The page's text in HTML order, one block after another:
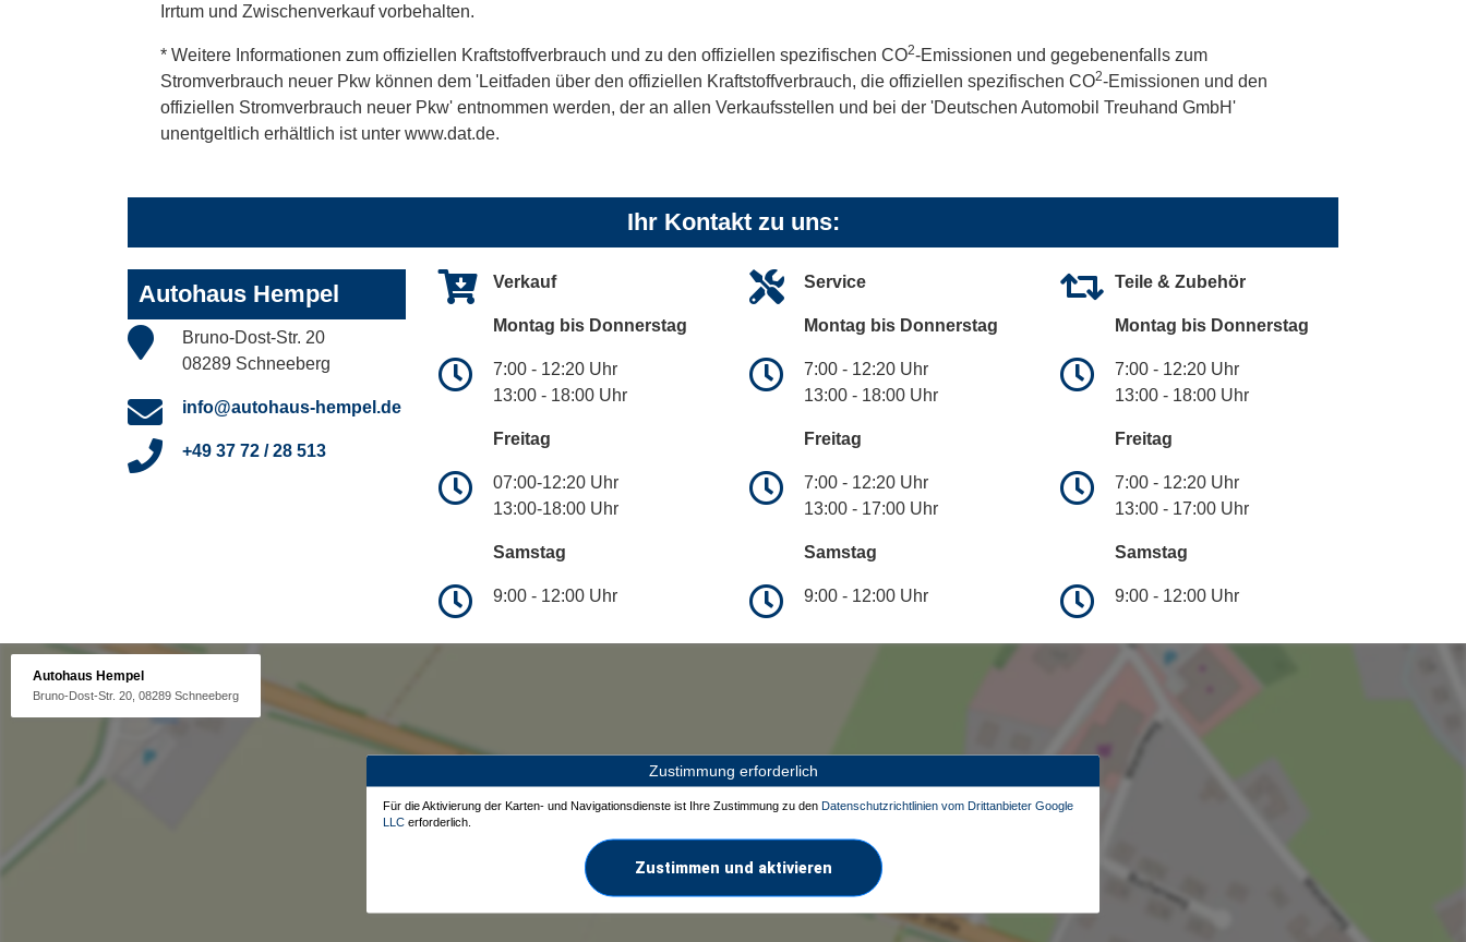
Irrtum und Zwischenverkauf vorbehalten.
* Weitere Informationen zum offiziellen Kraftstoffverbrauch und zu den offiziellen spezifischen CO2-Emissionen und gegebenenfalls zum
Stromverbrauch neuer Pkw können dem 'Leitfaden über den offiziellen Kraftstoffverbrauch, die offiziellen spezifischen CO2-Emissionen und den
offiziellen Stromverbrauch neuer Pkw' entnommen werden, der an allen Verkaufsstellen und bei der 'Deutschen Automobil Treuhand GmbH'
unentgeltlich erhältlich ist unter www.dat.de.
Ihr Kontakt zu uns:
Autohaus Hempel
Bruno-Dost-Str. 20
08289 Schneeberg
info@autohaus-hempel.de
+49 37 72 / 28 513
Verkauf
Montag bis Donnerstag
7:00 - 12:20 Uhr
13:00 - 18:00 Uhr
Freitag
07:00-12:20 Uhr
13:00-18:00 Uhr
Samstag
9:00 - 12:00 Uhr
Service
Montag bis Donnerstag
7:00 - 12:20 Uhr
13:00 - 18:00 Uhr
Freitag
7:00 - 12:20 Uhr
13:00 - 17:00 Uhr
Samstag
9:00 - 12:00 Uhr
Teile & Zubehör
Montag bis Donnerstag
7:00 - 12:20 Uhr
13:00 - 18:00 Uhr
Freitag
7:00 - 12:20 Uhr
13:00 - 17:00 Uhr
Samstag
9:00 - 12:00 Uhr
Autohaus Hempel
Bruno-Dost-Str. 20, 08289 Schneeberg
Zustimmung erforderlich
Für die Aktivierung der Karten- und Navigationsdienste ist Ihre Zustimmung zu den Datenschutzrichtlinien vom Drittanbieter Google
LLC erforderlich.
Zustimmen und aktivieren